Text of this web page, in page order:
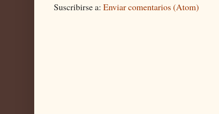
Suscribirse a: Enviar comentarios (Atom)